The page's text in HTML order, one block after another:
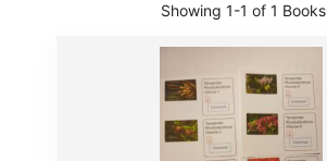
Showing 1-1 of 1 Books